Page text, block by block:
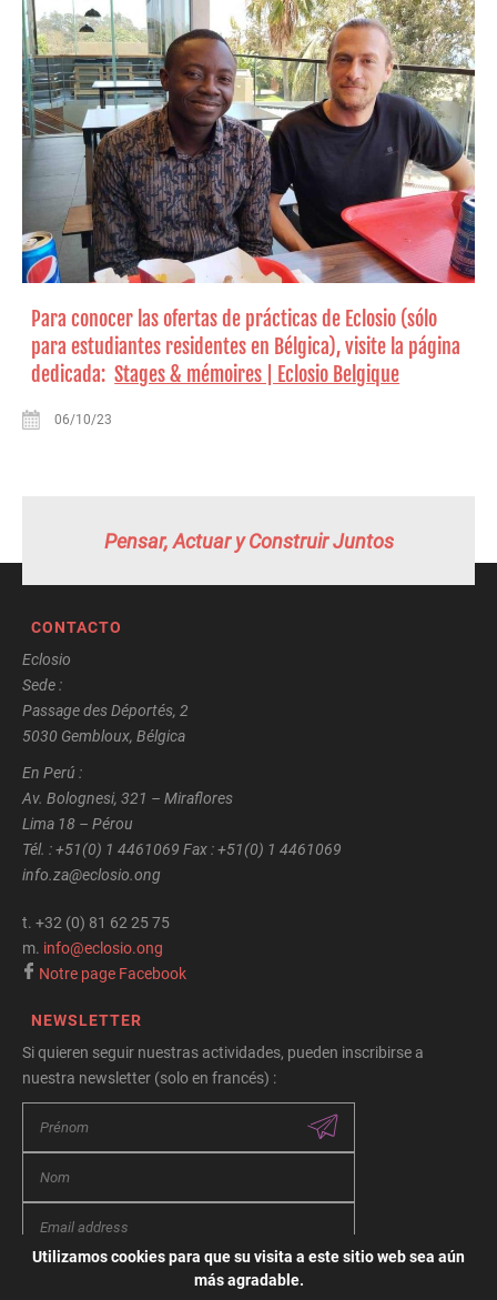
Para conocer las ofertas de prácticas de Eclosio (sólo
para estudiantes residentes en Bélgica), visite la página
dedicada:Stages & mémoires | Eclosio Belgique
06/10/23
Pensar, Actuar y Construir Juntos
CONTACTO
Eclosio
Sede :
Passage des Déportés, 2
5030 Gembloux, Bélgica
En Perú :
Av. Bolognesi, 321 – Miraflores
Lima 18 – Pérou
Tél. : +51(0) 1 4461069 Fax : +51(0) 1 4461069
info.za@eclosio.ong
t. +32 (0) 81 62 25 75
m. info@eclosio.ong
Notre page Facebook
NEWSLETTER
Si quieren seguir nuestras actividades, pueden inscribirse a
nuestra newsletter (solo en francés) :
Utilizamos cookies para que su visita a este sitio web sea aún
más agradable.